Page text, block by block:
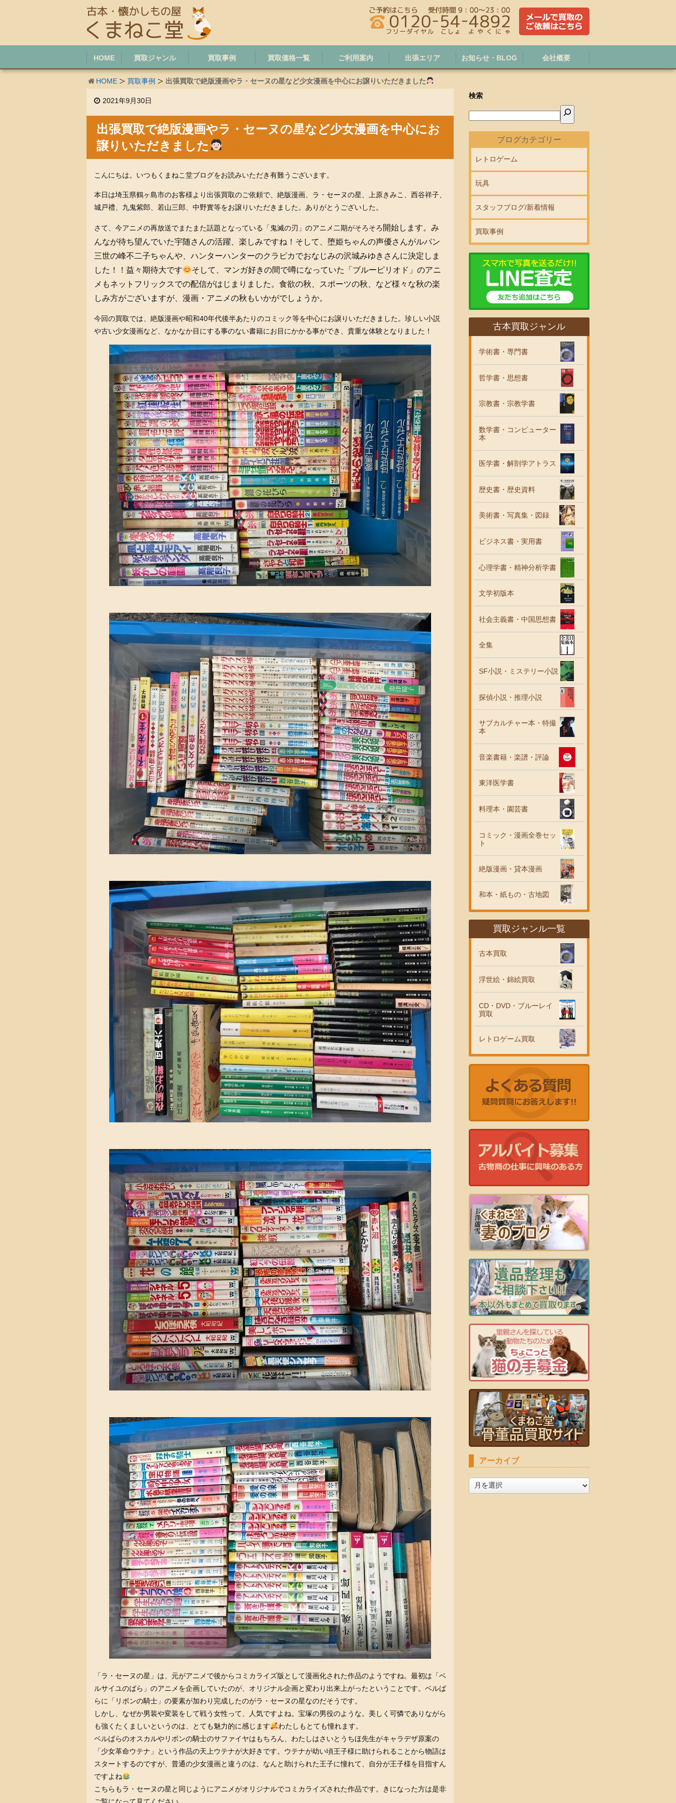
HOME 買取ジャンル 買取事例 買取価格一覧 ご利用案内 出張エリア お知らせ・BLOG 会社概要
HOME 買取事例 出張買取で絶版漫画やラ・セーヌの星など少女漫画を中心にお譲りいただきました
2021年9月30日
出張買取で絶版漫画やラ・セーヌの星など少女漫画を中心にお
譲りいただきました
こんにちは。いつもくまねこ堂ブログをお読みいただき有難うございます。
本日は埼玉県鶴ヶ島市のお客様より出張買取のご依頼で、絶版漫画、ラ・セーヌの星、上原きみこ、西谷祥子、
城戸禮、九鬼紫郎、若山三郎、中野實等をお譲りいただきました。ありがとうございした。
さて、今アニメの再放送でまたまた話題となっている「鬼滅の刃」のアニメ二期がそろそろ 開始します。み
んなが待ち望んでいた宇随さんの活躍、楽しみですね！そして、堕姫ちゃんの声優さんがルパン
三世の峰不二子ちゃんや、ハンターハンターのクラピカでおなじみの沢城みゆきさんに決定しま
した！！益々期待大です
そして、マンガ好きの間で噂になっていた「ブルーピリオド」のアニ
メもネットフリックスでの配信がはじまりました。食欲の秋、スポーツの秋、など様々な秋の楽
しみ方がございますが、漫画・アニメの秋もいかがでしょうか。
今回の買取では、絶版漫画や昭和40年代後半あたりのコミック等を中心にお譲りいただきました。珍しい小説
や古い少女漫画など、なかなか目にする事のない書籍にお目にかかる事ができ、貴重な体験となりました！
「ラ・セーヌの星」は、元がアニメで後からコミカライズ版として漫画化された作品のようですね。最初は「ベ
ルサイユのばら」のアニメを企画していたのが、オリジナル企画と変わり出来上がったということです。ベルば
らに「リボンの騎士」の要素が加わり完成したのがラ・セーヌの星なのだそうです。
しかし、なぜか男装や変装をして戦う女性って、人気ですよね。宝塚の男役のような。美しく可憐でありながら
も強くたくましいというのは、とても魅力的に感じます
わたしもとても憧れます。
ベルばらのオスカルやリボンの騎士のサファイヤはもちろん、わたしはさいとうちほ先生がキャラデザ原案の
「少女革命ウテナ」という作品の天上ウテナが大好きです。ウテナが幼い頃王子様に助けられることから物語は
スタートするのですが、普通の少女漫画と違うのは、なんと助けられた王子に憧れて、自分が王子様を目指すん
ですよね
こちらもラ・セーヌの星と同じようにアニメがオリジナルでコミカライズされた作品です。きになった方は是非
検索
ブログカテゴリー
レトロゲーム
玩具
スタッフブログ/新着情報
買取事例
古本買取ジャンル
学術書・専門書
哲学書・思想書
宗教書・宗教学書
数学書・コンピューター
本
医学書・解剖学アトラス
歴史書・歴史資料
美術書・写真集・図録
ビジネス書・実用書
心理学書・精神分析学書
文学初版本
社会主義書・中国思想書
全集
SF小説・ミステリー小説
探偵小説・推理小説
サブカルチャー本・特撮
本
音楽書籍・楽譜・評論
東洋医学書
料理本・園芸書
コミック・漫画全巻セッ
ト
絶版漫画・貸本漫画
和本・紙もの・古地図
買取ジャンル一覧
古本買取
浮世絵・錦絵買取
CD・DVD・ブルーレイ
買取
レトロゲーム買取
アーカイブ